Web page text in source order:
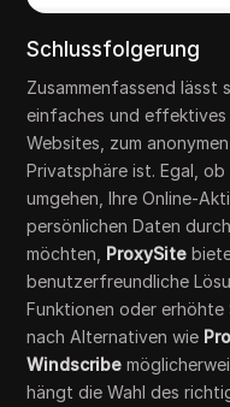
Schlussfolgerung
Zusammenfassend lässt
einfaches und effektives
Websites, zum
Privatsphäre ist. Egal,
umgehen, Ihre Online-
persönlichen Daten
möchten, ProxySite
benutzerfreundliche
Funktionen oder
nach Alternativen wie
Windscribe
hängt die Wahl des